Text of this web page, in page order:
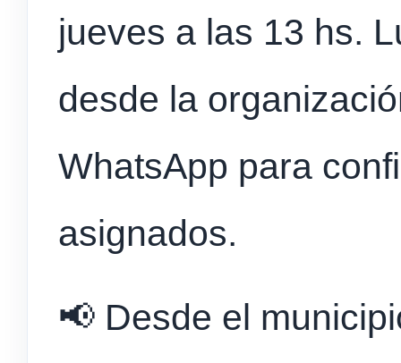
jueves a las 13 hs.
desde la
WhatsApp para
asignados.
📢 Desde el